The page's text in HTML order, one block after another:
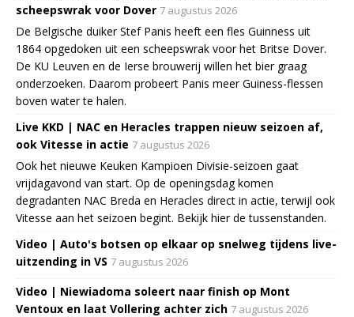
scheepswrak voor Dover 7 augustus 2026
De Belgische duiker Stef Panis heeft een fles Guinness uit
1864 opgedoken uit een scheepswrak voor het Britse Dover.
De KU Leuven en de Ierse brouwerij willen het bier graag
onderzoeken. Daarom probeert Panis meer Guiness-flessen
boven water te halen.
Live KKD | NAC en Heracles trappen nieuw seizoen af,
ook Vitesse in actie 7 augustus 2026
Ook het nieuwe Keuken Kampioen Divisie-seizoen gaat
vrijdagavond van start. Op de openingsdag komen
degradanten NAC Breda en Heracles direct in actie, terwijl ook
Vitesse aan het seizoen begint. Bekijk hier de tussenstanden.
Video | Auto's botsen op elkaar op snelweg tijdens live-
uitzending in VS 7 augustus 2026
Video | Niewiadoma soleert naar finish op Mont
Ventoux en laat Vollering achter zich 7 augustus 2026